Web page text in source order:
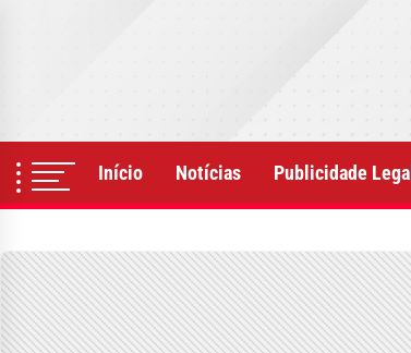
Início Notícias Publicidade Legal